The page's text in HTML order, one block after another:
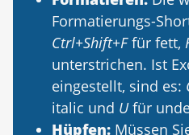
Formatierungs-
Ctrl+Shift+Ffür fett,
unterstrichen. Ist
eingestellt, sind es:
italic und Ufür
Hüpfen: Müssen